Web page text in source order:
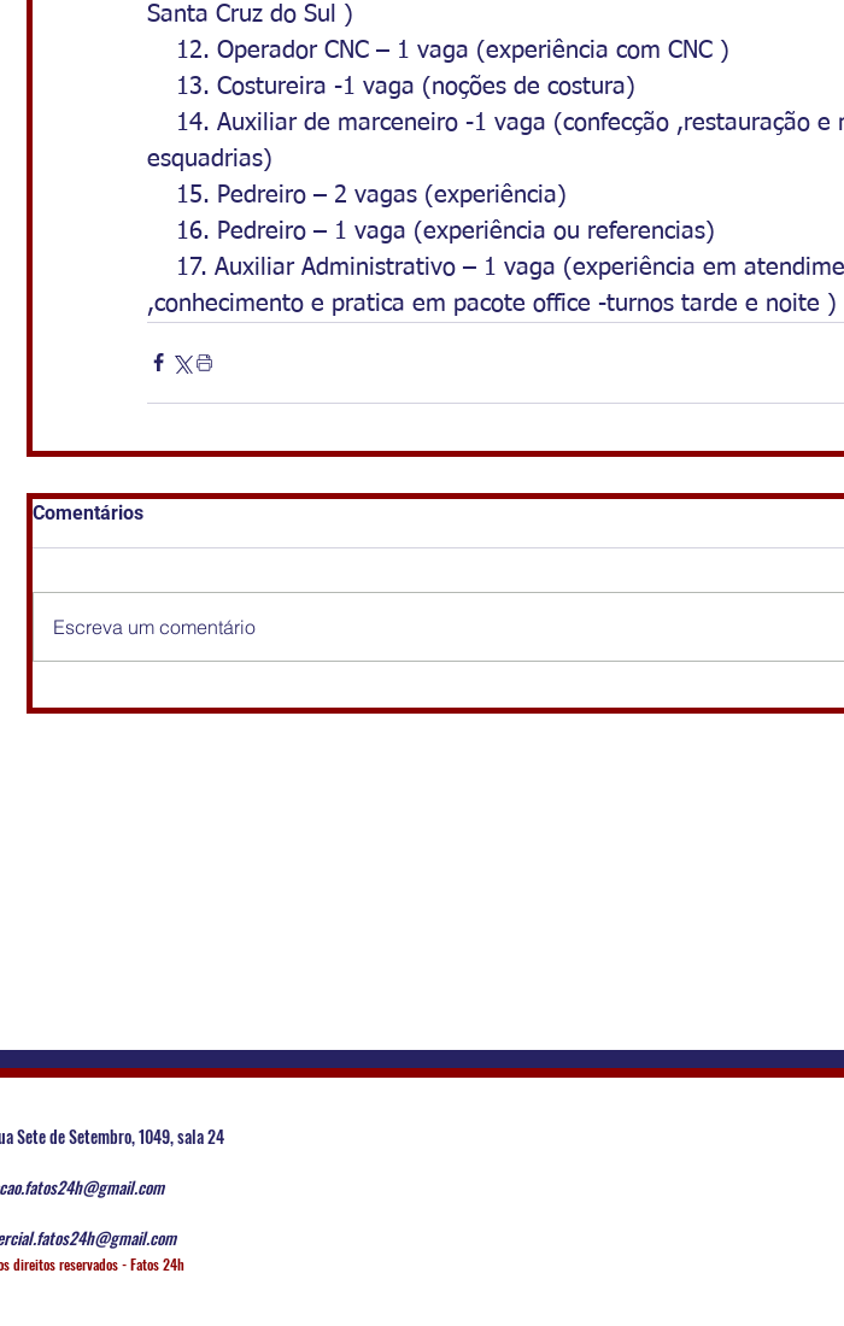
Santa Cruz do Sul )
12. Operador CNC – 1 vaga (experiência com CNC )
13. Costureira -1 vaga (noções de costura)
14. Auxiliar de marceneiro -1 vaga (confecção ,restauração e
esquadrias)
15. Pedreiro – 2 vagas (experiência)
16. Pedreiro – 1 vaga (experiência ou referencias)
17. Auxiliar Administrativo – 1 vaga (experiência em
,conhecimento e pratica em pacote office -turnos tarde e noite )
Comentários
Escreva um comentário
Sete de Setembro, 1049, sala 24
direitos reservados - Fatos 24h